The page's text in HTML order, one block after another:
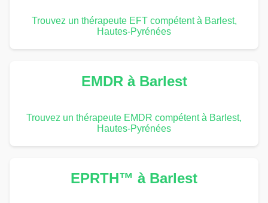
Trouvez un thérapeute EFT compétent à Barlest,
Hautes-Pyrénées
EMDR à Barlest
Trouvez un thérapeute EMDR compétent à Barlest,
Hautes-Pyrénées
EPRTH™ à Barlest